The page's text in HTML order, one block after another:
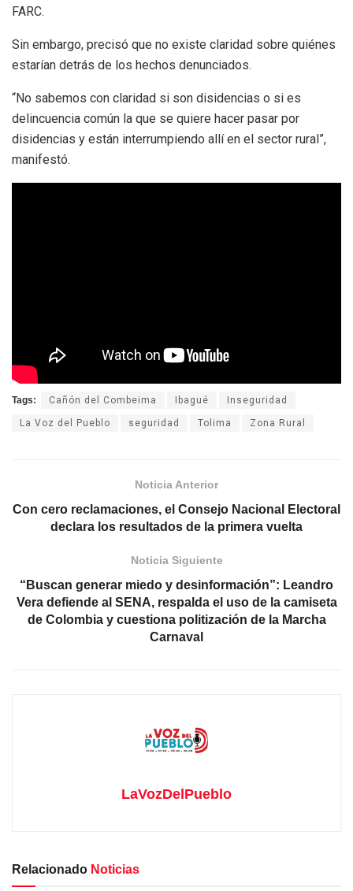
FARC.
Sin embargo, precisó que no existe claridad sobre quiénes
estarían detrás de los hechos denunciados.
“No sabemos con claridad si son disidencias o si es
delincuencia común la que se quiere hacer pasar por
disidencias y están interrumpiendo allí en el sector rural”,
manifestó.
Tags: Cañón del Combeima Ibagué Inseguridad
La Voz del Pueblo seguridad Tolima Zona Rural
Noticia Anterior
Con cero reclamaciones, el Consejo Nacional Electoral
declara los resultados de la primera vuelta
Noticia Siguiente
“Buscan generar miedo y desinformación”: Leandro
Vera defiende al SENA, respalda el uso de la camiseta
de Colombia y cuestiona politización de la Marcha
Carnaval
LaVozDelPueblo
Relacionado Noticias